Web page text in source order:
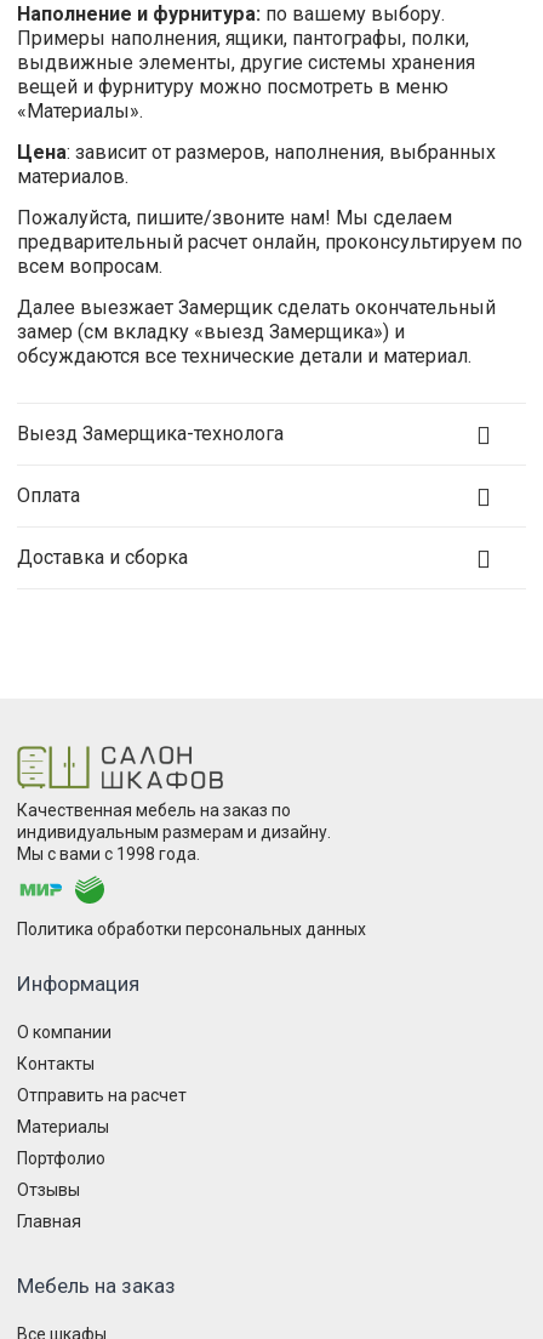
Наполнение и фурнитура: по вашему выбору.
Примеры наполнения, ящики, пантографы, полки,
выдвижные элементы, другие системы хранения
вещей и фурнитуру можно посмотреть в меню
«Материалы».
Цена: зависит от размеров, наполнения, выбранных
материалов.
Пожалуйста, пишите/звоните нам! Мы сделаем
предварительный расчет онлайн, проконсультируем по
всем вопросам.
Далее выезжает Замерщик сделать окончательный
замер (см вкладку «выезд Замерщика») и
обсуждаются все технические детали и материал.
Выезд Замерщика-технолога
Оплата
Доставка и сборка
Качественная мебель на заказ по
индивидуальным размерам и дизайну.
Мы с вами с 1998 года.
Политика обработки персональных данных
Информация
О компании
Контакты
Отправить на расчет
Материалы
Портфолио
Отзывы
Главная
Мебель на заказ
Все шкафы